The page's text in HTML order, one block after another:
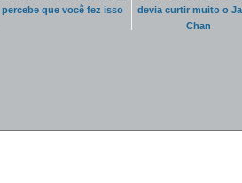
percebe que você fez isso
devia curtir muito o
Chan